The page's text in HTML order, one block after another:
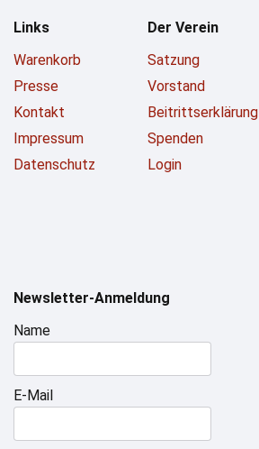
Links
Warenkorb
Presse
Kontakt
Impressum
Datenschutz
Der Verein
Satzung
Vorstand
Beitrittserklärung
Spenden
Login
Newsletter-Anmeldung
Name
E-Mail